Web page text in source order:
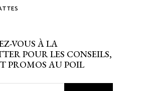
VOUS À LA
POUR LES CONSEILS,
PROMOS AU POIL